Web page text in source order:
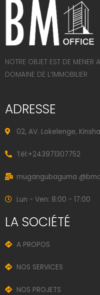
NOTRE OBJET EST DE MENER
DOMAINE DE L’IMMOBILIER
ADRESSE
02, AV. Lokelenge,
Tél:+243971307752
mugangubaguma
Lun - Ven: 8:00 - 17:00
LA SOCIÉTÉ
A PROPOS
NOS SERVICES
NOS PROJETS